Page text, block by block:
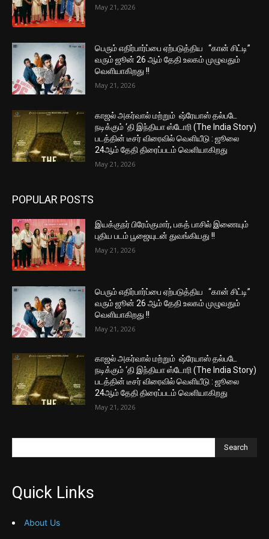
May 21, 2026
பெரும் எதிர்பார்ப்பை ஏற்படுத்திய “கான் சிட்டி”
வரும் ஜூன் 26 ஆம் தேதி உலகம் முழுவதும்
வெளியாகிறது !!
May 21, 2026
காஜல் அகர்வால் மற்றும் ஷ்ரேயாஸ் தல்படே
நடிக்கும் ‘தி இந்தியா ஸ்டோரி (The India Story)
படத்தின் டீசர் விரைவில் வெளியீடு : ஜூலை
24ஆம் தேதி திரைப்படம் வெளியாகிறது
May 21, 2026
POPULAR POSTS
இயக்குநர் பிரேம்குமார், பகத் பாசில் இணையும்
புதிய படம் பூஜையுடன் துவங்கியது !!
May 21, 2026
பெரும் எதிர்பார்ப்பை ஏற்படுத்திய “கான் சிட்டி”
வரும் ஜூன் 26 ஆம் தேதி உலகம் முழுவதும்
வெளியாகிறது !!
May 21, 2026
காஜல் அகர்வால் மற்றும் ஷ்ரேயாஸ் தல்படே
நடிக்கும் ‘தி இந்தியா ஸ்டோரி (The India Story)
படத்தின் டீசர் விரைவில் வெளியீடு : ஜூலை
24ஆம் தேதி திரைப்படம் வெளியாகிறது
May 21, 2026
Search
Quick Links
About Us